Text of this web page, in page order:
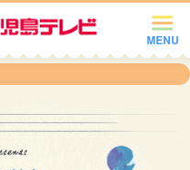
MENU